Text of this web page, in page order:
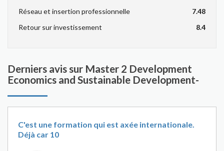
Réseau et insertion professionnelle
7.48
Retour sur investissement
8.4
Derniers avis sur Master 2 Development
Economics and Sustainable Development-
C'est une formation qui est axée internationale.
Déjà car 10